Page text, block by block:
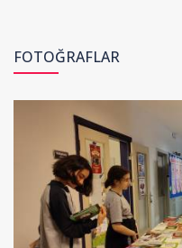
FOTOĞRAFLAR